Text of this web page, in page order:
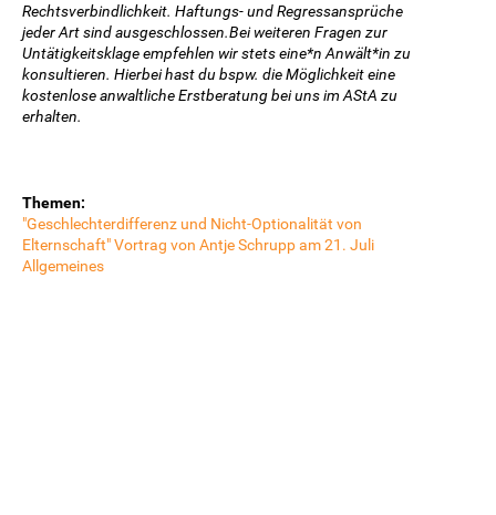
Rechtsverbindlichkeit. Haftungs- und Regressansprüche
jeder Art sind ausgeschlossen.Bei weiteren Fragen zur
Untätigkeitsklage empfehlen wir stets eine*n Anwält*in zu
konsultieren. Hierbei hast du bspw. die Möglichkeit eine
kostenlose anwaltliche Erstberatung bei uns im AStA zu
erhalten.
Themen:
"Geschlechterdifferenz und Nicht-Optionalität von
Elternschaft" Vortrag von Antje Schrupp am 21. Juli
Allgemeines